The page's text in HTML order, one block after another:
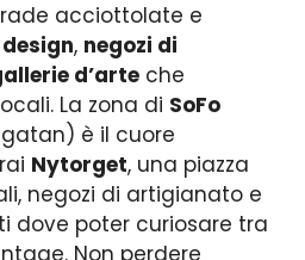
acciottolate e
, negozi di
d’arte che
La zona di SoFo
è il cuore
Nytorget, una piazza
negozi di artigianato e
dove poter curiosare tra